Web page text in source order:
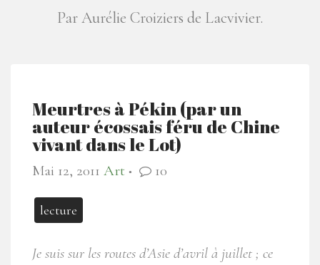
Par Aurélie Croiziers de Lacvivier.
Meurtres à Pékin (par un
auteur écossais féru de Chine
vivant dans le Lot)
Mai 12, 2011 Art ● 10
lecture
Je suis sur les routes d’Asie d’avril à juillet ; ce